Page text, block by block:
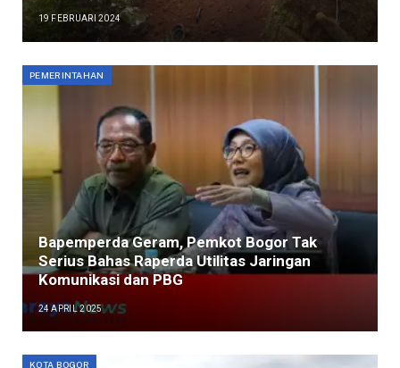
19 FEBRUARI 2024
PEMERINTAHAN
Bapemperda Geram, Pemkot Bogor Tak
Serius Bahas Raperda Utilitas Jaringan
Komunikasi dan PBG
24 APRIL 2025
KOTA BOGOR